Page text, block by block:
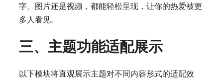
字、图片还是视频，都能轻松呈现，让你的热爱被更
多人看见。
三、主题功能适配展示
以下模块将直观展示主题对不同内容形式的适配效